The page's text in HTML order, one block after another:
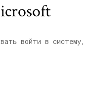
войти в систему,